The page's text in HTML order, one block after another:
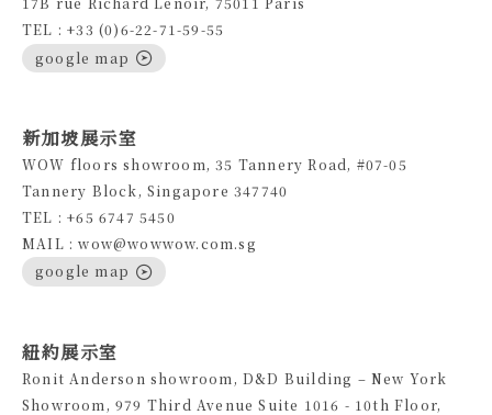
TEL : +33 (0)6-22-71-59-55
google map
新加坡展示室
WOW floors showroom, 35 Tannery Road, #07-05
Tannery Block, Singapore 347740
TEL : +65 6747 5450
MAIL : wow@wowwow.com.sg
google map
紐約展示室
Ronit Anderson showroom, D&D Building – New York
Showroom, 979 Third Avenue Suite 1016 - 10th Floor,